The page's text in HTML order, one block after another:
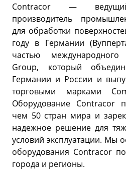
Contracor —
производитель
для обработки
году в Германии
частью
Group, который
Германии и России и
торговыми марками
Оборудование Contracor
чем 50 стран мира и
надежное решение для
условий эксплуатации. Мы
оборудования Contracor
города и регионы.